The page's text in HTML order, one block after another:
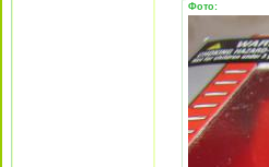
Фото: